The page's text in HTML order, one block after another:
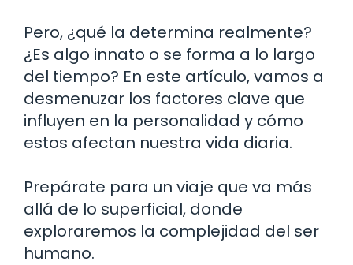
Pero, ¿qué la determina realmente?
¿Es algo innato o se forma a lo largo
del tiempo? En este artículo, vamos a
desmenuzar los factores clave que
influyen en la personalidad y cómo
estos afectan nuestra vida diaria.
Prepárate para un viaje que va más
allá de lo superficial, donde
exploraremos la complejidad del ser
humano.